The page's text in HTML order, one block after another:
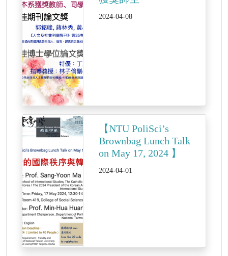
2024-04-08
【NTU PoliSci’s
Brownbag Lunch Talk
on May 17, 2024 】
2024-04-01